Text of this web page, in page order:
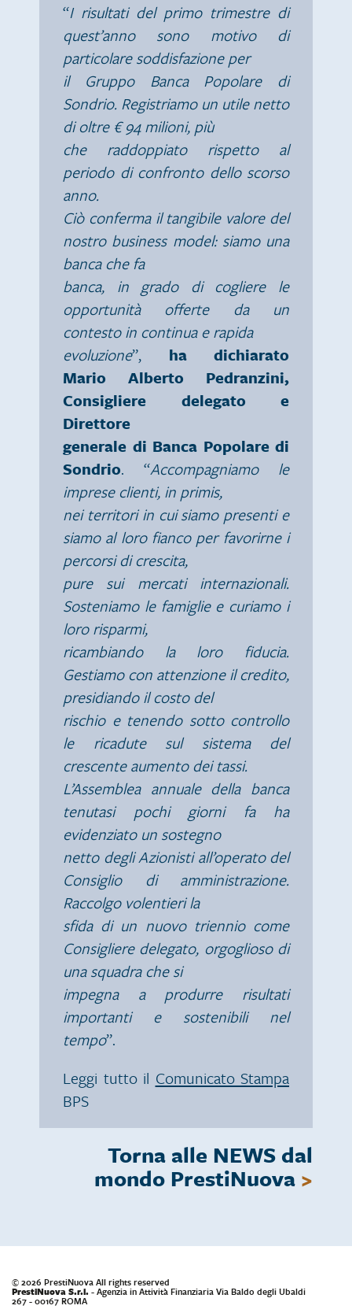
“I risultati del primo trimestre di
quest’anno sono motivo di
particolare soddisfazione per
il Gruppo Banca Popolare di
Sondrio. Registriamo un utile netto
di oltre € 94 milioni, più
che raddoppiato rispetto al
periodo di confronto dello scorso
anno.
Ciò conferma il tangibile valore del
nostro business model: siamo una
banca che fa
banca, in grado di cogliere le
opportunità offerte da un
contesto in continua e rapida
evoluzione”, ha dichiarato
Mario Alberto Pedranzini,
Consigliere delegato e
Direttore
generale di Banca Popolare di
Sondrio. “Accompagniamo le
imprese clienti, in primis,
nei territori in cui siamo presenti e
siamo al loro fianco per favorirne i
percorsi di crescita,
pure sui mercati internazionali.
Sosteniamo le famiglie e curiamo i
loro risparmi,
ricambiando la loro fiducia.
Gestiamo con attenzione il credito,
presidiando il costo del
rischio e tenendo sotto controllo
le ricadute sul sistema del
crescente aumento dei tassi.
L’Assemblea annuale della banca
tenutasi pochi giorni fa ha
evidenziato un sostegno
netto degli Azionisti all’operato del
Consiglio di amministrazione.
Raccolgo volentieri la
sfida di un nuovo triennio come
Consigliere delegato, orgoglioso di
una squadra che si
impegna a produrre risultati
importanti e sostenibili nel
tempo”.
Leggi tutto il Comunicato Stampa
BPS
Torna alle NEWS dal
mondo PrestiNuova >
© 2026 PrestiNuova All rights reserved
PrestiNuova S.r.l.- Agenzia in Attività Finanziaria Via Baldo degli Ubaldi
267 - 00167 ROMA